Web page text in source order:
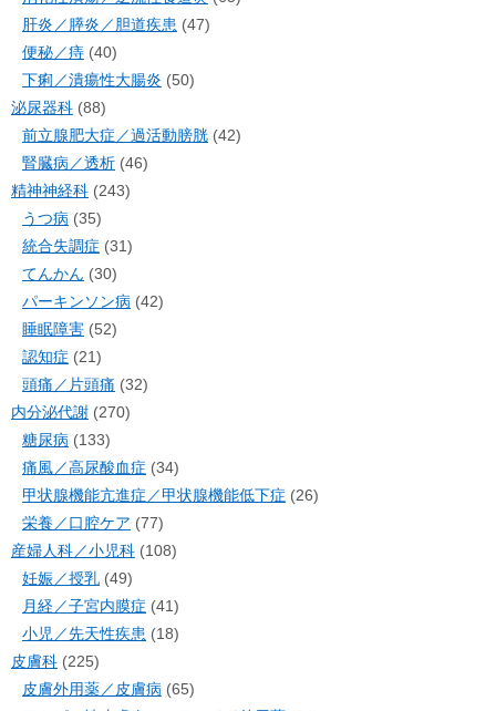
肝炎／膵炎／胆道疾患 (47)
便秘／痔 (40)
下痢／潰瘍性大腸炎 (50)
泌尿器科 (88)
前立腺肥大症／過活動膀胱 (42)
腎臓病／透析 (46)
精神神経科 (243)
うつ病 (35)
統合失調症 (31)
てんかん (30)
パーキンソン病 (42)
睡眠障害 (52)
認知症 (21)
頭痛／片頭痛 (32)
内分泌代謝 (270)
糖尿病 (133)
痛風／高尿酸血症 (34)
甲状腺機能亢進症／甲状腺機能低下症 (26)
栄養／口腔ケア (77)
産婦人科／小児科 (108)
妊娠／授乳 (49)
月経／子宮内膜症 (41)
小児／先天性疾患 (18)
皮膚科 (225)
皮膚外用薬／皮膚病 (65)